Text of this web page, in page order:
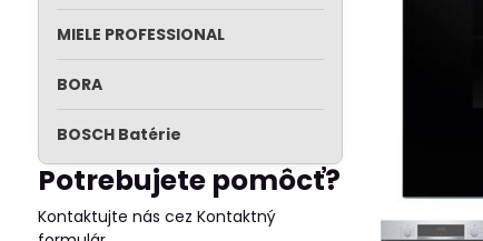
MIELE PROFESSIONAL
BORA
BOSCH Batérie
Potrebujete pomôcť?
Kontaktujte nás cez Kontaktný